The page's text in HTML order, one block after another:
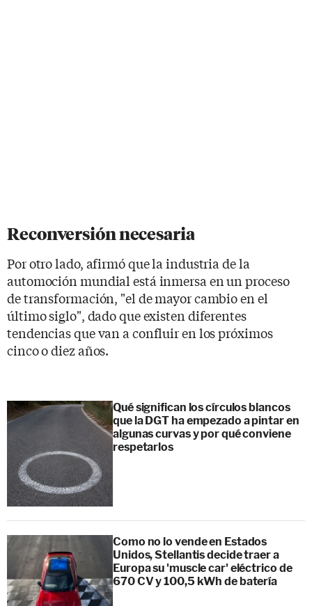
Reconversión necesaria
Por otro lado, afirmó que la industria de la
automoción mundial está inmersa en un proceso
de transformación, "el de mayor cambio en el
último siglo", dado que existen diferentes
tendencias que van a confluir en los próximos
cinco o diez años.
Qué significan los círculos blancos
que la DGT ha empezado a pintar en
algunas curvas y por qué conviene
respetarlos
Como no lo vende en Estados
Unidos, Stellantis decide traer a
Europa su 'muscle car' eléctrico de
670 CV y 100,5 kWh de batería